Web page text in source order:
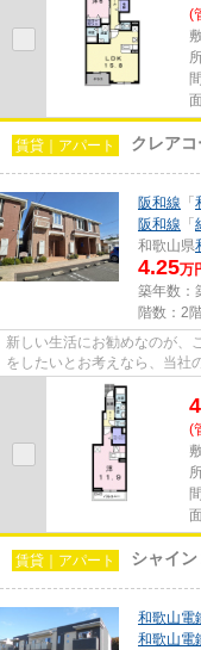
(
賃貸｜アパート クレア
阪和線 「
阪和線 「
和歌山県
4.25万
築年数：
階数：2
新しい生活にお勧めなのが、
をしたいとお考えなら、当社
取り扱っているので、満足で...
(
賃貸｜アパート シャイ
和歌山電
和歌山電